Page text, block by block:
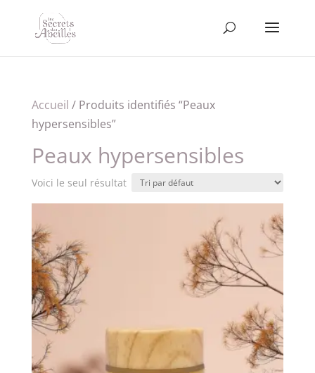
Accueil / Produits identifiés “Peaux
hypersensibles”
Peaux hypersensibles
Voici le seul résultat